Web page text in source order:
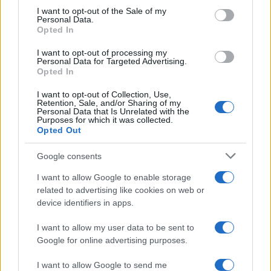
consent section.
I want to opt-out of the Sale of my
Personal Data.
Opted In
I want to opt-out of processing my
Personal Data for Targeted Advertising.
Opted In
I want to opt-out of Collection, Use,
Retention, Sale, and/or Sharing of my
Personal Data that Is Unrelated with the
Purposes for which it was collected.
Opted Out
Google consents
I want to allow Google to enable storage
related to advertising like cookies on web or
device identifiers in apps.
I want to allow my user data to be sent to
Google for online advertising purposes.
I want to allow Google to send me
50 /50
Υποβολή σχολίου
Όροι Χρήσης . Το site προστατεύεται από reCAPTCHA, ισχύουν
Πολιτική Απορρήτου
ΑΥΤΟΚΤΟΝΙΑ
ΠΟΝΤΙΚΟΦΑΡΜΑΚΟ
ΡΕΘΥΜΝΟ
Ακολουθήστε το Νewsit.gr στοGoogle News
τελευταία νέατης ημέρας